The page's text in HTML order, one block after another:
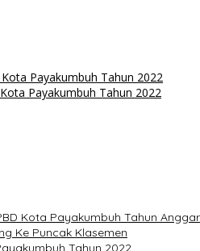
Payakumbuh Tahun 2022
Payakumbuh Tahun 2022
Kota Payakumbuh Tahun
Ke Puncak Klasemen
Tahun 2022